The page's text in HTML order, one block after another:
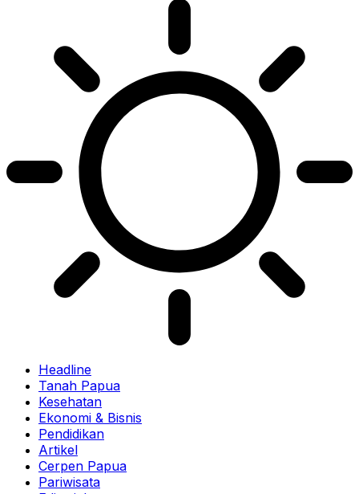
Headline
Tanah Papua
Kesehatan
Ekonomi & Bisnis
Pendidikan
Artikel
Cerpen Papua
Pariwisata